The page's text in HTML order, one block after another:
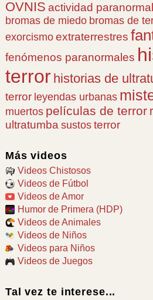
OVNIS actividad paranormal
bromas de miedo bromas de
exorcismo extraterrestres
fenómenos paranormales
terror historias de
terror leyendas urbanas
muertos películas de terror
ultratumba sustos terror
Más videos
Videos Chistosos
Videos de Fútbol
Videos de Amor
Humor de Primera (HDP)
Videos de Animales
Videos de Niños
Videos para Niños
Videos de Juegos
Tal vez te interese...